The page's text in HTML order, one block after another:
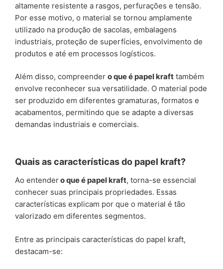
altamente resistente a rasgos, perfurações e tensão.
Por esse motivo, o material se tornou amplamente
utilizado na produção de sacolas, embalagens
industriais, proteção de superfícies, envolvimento de
produtos e até em processos logísticos.
Além disso, compreender o que é papel kraft também
envolve reconhecer sua versatilidade. O material pode
ser produzido em diferentes gramaturas, formatos e
acabamentos, permitindo que se adapte a diversas
demandas industriais e comerciais.
Quais as características do papel kraft?
Ao entendero que é papel kraft, torna-se essencial
conhecer suas principais propriedades. Essas
características explicam por que o material é tão
valorizado em diferentes segmentos.
Entre as principais características do papel kraft,
destacam-se: